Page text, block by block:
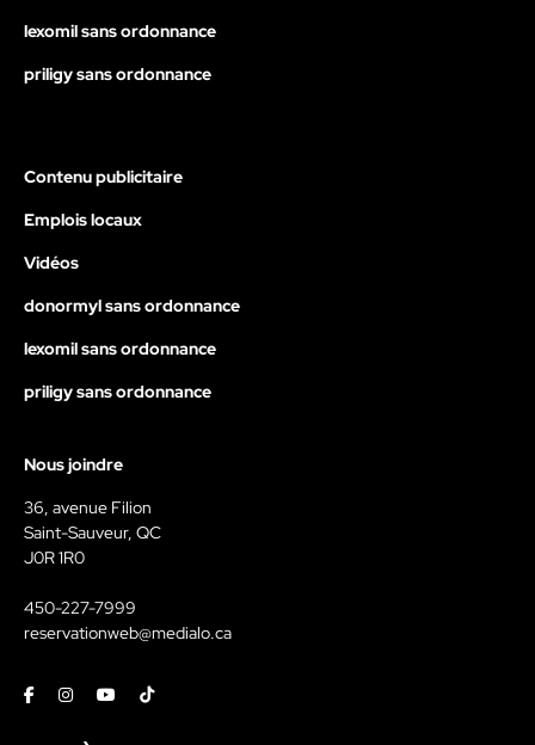
lexomil sans ordonnance
priligy sans ordonnance
Contenu publicitaire
Emplois locaux
Vidéos
donormyl sans ordonnance
lexomil sans ordonnance
priligy sans ordonnance
Nous joindre
36, avenue Filion
Saint-Sauveur, QC
J0R 1R0
450-227-7999
reservationweb@medialo.ca
FacebookInstagramYoutubeTiktok